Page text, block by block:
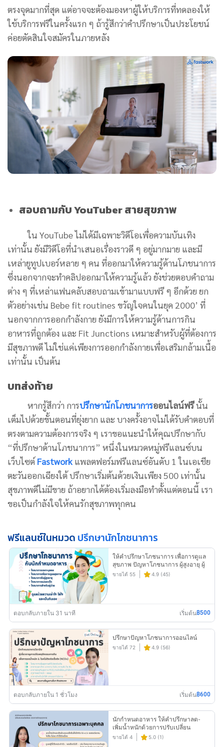
ตรงจุดมากที่สุด แต่อาจจะต้องมองหาผู้ให้บริการที่ทดลองให้
ใช้บริการฟรีในครั้งแรก ๆ ถ้ารู้สึกว่าคำปรึกษาเป็นประโยชน์
ค่อยตัดสินใจสมัครในภายหลัง
สอบถามกับ YouTuber สายสุขภาพ
ใน YouTube ไม่ได้มีเฉพาะวิดีโอเพื่อความบันเทิง
เท่านั้น ยังมีวิดีโอที่นำเสนอเรื่องราวดี ๆ อยู่มากมาย และมี
เหล่ายูทูปเบอร์หลาย ๆ คน ที่ออกมาให้ความรู้ด้านโภชนาการ
ซึ่งนอกจากจะทำคลิปออกมาให้ความรู้แล้ว ยังช่วยตอบคำถาม
ต่าง ๆ ที่เหล่าแฟนคลับสอบถามเข้ามาแบบฟรี ๆ อีกด้วย ยก
ตัวอย่างเช่น Bebe fit routines ขวัญใจคนในยุค 2000’ ที่
นอกจากการออกกำลังกาย ยังมีการให้ความรู้ด้านการกิน
อาหารที่ถูกต้อง และ Fit Junctions เหมาะสำหรับผู้ที่ต้องการ
มีสุขภาพดี ไม่ใช่แค่เพียงการออกกำลังกายเพื่อเสริมกล้ามเนื้อ
เท่านั้น เป็นต้น
บทส่งท้าย
หากรู้สึกว่า การปรึกษานักโภชนาการออนไลน์ฟรีนั้น
เต็มไปด้วยขั้นตอนที่ยุ่งยาก และ บางครั้งอาจไม่ได้รับคำตอบที่
ตรงตามความต้องการจริง ๆ เราขอแนะนำให้คุณปรึกษากับ
“ที่ปรึกษาด้านโภชนาการ” หนึ่งในหมวดหมู่ฟรีแลนซ์บน
เว็บไซต์Fastwork แพลตฟอร์มฟรีแลนซ์อันดับ 1 ในเอเชีย
ตะวันออกเฉียงใต้ ปรึกษาเริ่มต้นด้วยเงินเพียง 500 เท่านั้น
สุขภาพดีไม่มีขาย ถ้าอยากได้ต้องเริ่มลงมือทำตั้งแต่ตอนนี้ เรา
ขอเป็นกำลังใจให้คนรักสุขภาพทุกคน
ฟรีแลนซ์ในหมวด ปรึกษานักโภชนาการ
ให้คำปรึกษาโภชนาการ เพื่อการดูแล
สุขภาพ ปัญหาโภชนาการ ผู้สูงอายุ ผู้
ป่วย คุณแม่ และลูกน้อย
ขายได้ 55 4.9 (45)
ตอบกลับภายใน 31 นาที เริ่มต้น฿500
ปรึกษาปัญหาโภชนาการออนไลน์
ขายได้ 72 4.9 (56)
ตอบกลับภายใน 1 ชั่วโมง เริ่มต้น฿600
นักกำหนดอาหาร ให้คำปรึกษาลด-
เพิ่มน้ำหนักด้วยการปรับเปลี่ยน
พฤติกรรมการกินให้เข้ากับlifestyle🥙
ขายได้ 4 5.0 (1)